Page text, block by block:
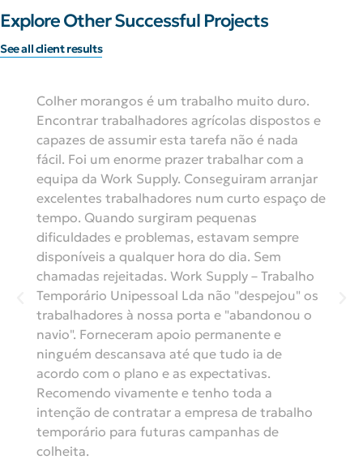
Explore Other Successful Projects
See all client results
Colher morangos é um trabalho muito duro.
Encontrar trabalhadores agrícolas dispostos e
capazes de assumir esta tarefa não é nada
fácil. Foi um enorme prazer trabalhar com a
equipa da Work Supply. Conseguiram arranjar
excelentes trabalhadores num curto espaço de
tempo. Quando surgiram pequenas
dificuldades e problemas, estavam sempre
disponíveis a qualquer hora do dia. Sem
chamadas rejeitadas. Work Supply – Trabalho
Temporário Unipessoal Lda não "despejou" os
trabalhadores à nossa porta e "abandonou o
navio". Forneceram apoio permanente e
ninguém descansava até que tudo ia de
acordo com o plano e as expectativas.
Recomendo vivamente e tenho toda a
intenção de contratar a empresa de trabalho
temporário para futuras campanhas de
colheita.